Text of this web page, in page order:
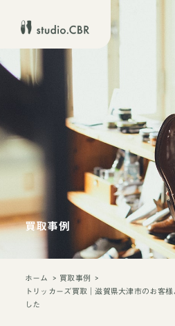
買取事例
ホーム
買取事例
トリッカーズ買取｜滋賀県大津市のお客
した